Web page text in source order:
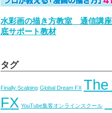
水彩画の描き方教室 通信講
底サポート教材
タグ
Finally Scalping Global Dream FX The
FX YouTube集客オンラインスクール